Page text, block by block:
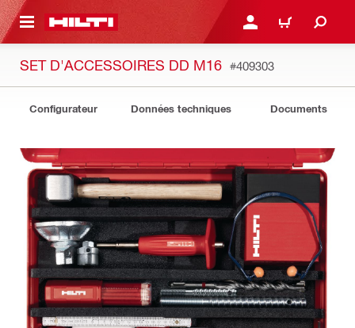
CONTENT CONNEXION OU
PANIER
SET D'ACCESSOIRES DD M16 #409303
Configurateur Données techniques Documents